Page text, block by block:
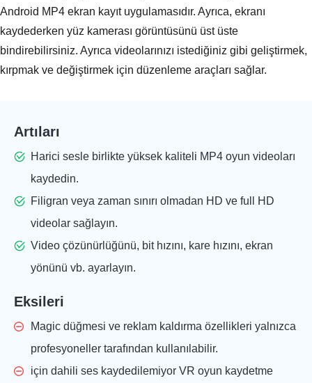
Android MP4 ekran kayıt uygulamasıdır. Ayrıca, ekranı
kaydederken yüz kamerası görüntüsünü üst üste
bindirebilirsiniz. Ayrıca videolarınızı istediğiniz gibi geliştirmek,
kırpmak ve değiştirmek için düzenleme araçları sağlar.
Artıları
Harici sesle birlikte yüksek kaliteli MP4 oyun videoları
kaydedin.
Filigran veya zaman sınırı olmadan HD ve full HD
videolar sağlayın.
Video çözünürlüğünü, bit hızını, kare hızını, ekran
yönünü vb. ayarlayın.
Eksileri
Magic düğmesi ve reklam kaldırma özellikleri yalnızca
profesyoneller tarafından kullanılabilir.
için dahili ses kaydedilemiyor VR oyun kaydetme